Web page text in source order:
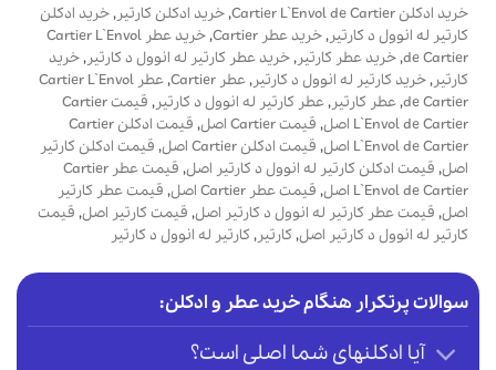
خرید ادکلن Cartier L`Envol de Cartier
,خرید ادکلن کارتیر,خرید ادکلن
کارتیر له انوول د کارتیر,خرید عطر Cartier ,
خرید عطر Cartier L`Envol
de Cartier
,خرید عطر کارتیر,خرید عطر کارتیر له انوول د کارتیر,خرید
کارتیر,خرید کارتیر له انوول د کارتیر,عطر Cartier ,
عطر Cartier L`Envol
de Cartier
,عطر کارتیر,عطر کارتیر له انوول د کارتیر,
قیمت Cartier
L`Envol de Cartier اصل
, قیمت Cartier اصل ,
قیمت ادکلن Cartier
L`Envol de Cartier اصل
, قیمت ادکلن Cartier اصل , قیمت ادکلن کارتیر
اصل, قیمت ادکلن کارتیر له انوول د کارتیر اصل,
قیمت عطر Cartier
L`Envol de Cartier اصل
, قیمت عطر Cartier اصل , قیمت عطر کارتیر
اصل, قیمت عطر کارتیر له انوول د کارتیر اصل, قیمت کارتیر اصل, قیمت
کارتیر له انوول د کارتیر اصل, کارتیر, کارتیر له انوول د کارتیر
سوالات پرتکرار هنگام خرید عطر و ادکلن:
آیا ادکلنهای شما اصلی است؟